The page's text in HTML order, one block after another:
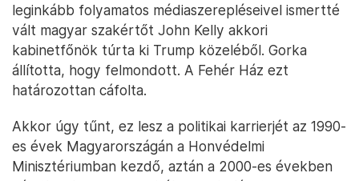
leginkább folyamatos médiaszerepléseivel ismertté
vált magyar szakértőt John Kelly akkori
kabinetfőnök túrta ki Trump közeléből. Gorka
állította, hogy felmondott. A Fehér Ház ezt
határozottan cáfolta.
Akkor úgy tűnt, ez lesz a politikai karrierjét az 1990-
es évek Magyarországán a Honvédelmi
Minisztériumban kezdő, aztán a 2000-es években